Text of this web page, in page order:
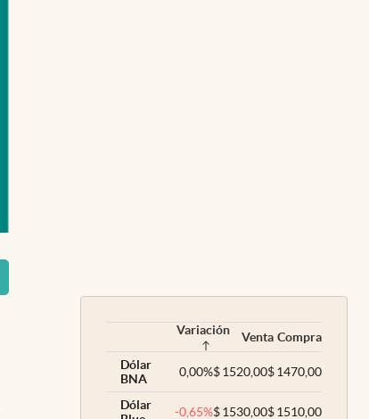
Variación Venta Compra
Dólar
BNA
0,00%$1520,00$1470,00
Dólar
-0,65%$1530,00$1510,00